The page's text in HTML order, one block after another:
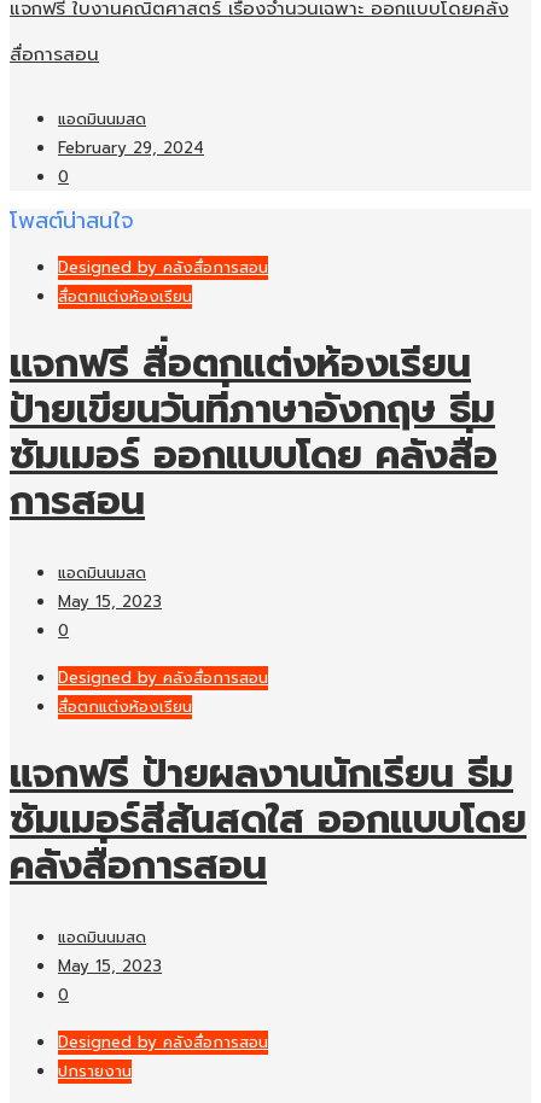
แจกฟรี ใบงานคณิตศาสตร์ เรื่องจำนวนเฉพาะ ออกแบบโดยคลัง
สื่อการสอน
แอดมินนมสด
February 29, 2024
0
โพสต์น่าสนใจ
Designed by คลังสื่อการสอน
สื่อตกแต่งห้องเรียน
แจกฟรี สื่อตกแต่งห้องเรียน
ป้ายเขียนวันที่ภาษาอังกฤษ ธีม
ซัมเมอร์ ออกแบบโดย คลังสื่อ
การสอน
แอดมินนมสด
May 15, 2023
0
Designed by คลังสื่อการสอน
สื่อตกแต่งห้องเรียน
แจกฟรี ป้ายผลงานนักเรียน ธีม
ซัมเมอร์สีสันสดใส ออกแบบโดย
คลังสื่อการสอน
แอดมินนมสด
May 15, 2023
0
Designed by คลังสื่อการสอน
ปกรายงาน